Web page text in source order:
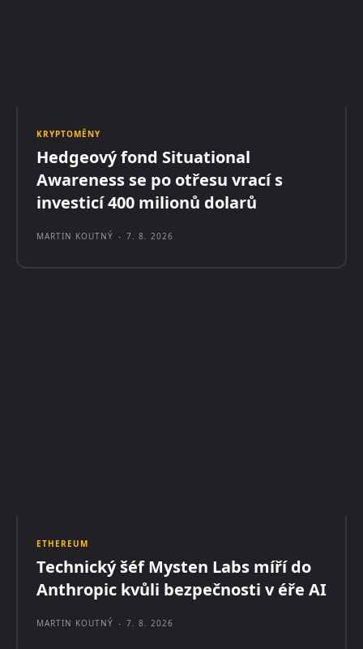
KRYPTOMĚNY
Hedgeový fond Situational
Awareness se po otřesu vrací s
investicí 400 milionů dolarů
MARTIN KOUTNÝ - 7. 8. 2026
ETHEREUM
Technický šéf Mysten Labs míří do
Anthropic kvůli bezpečnosti v éře AI
MARTIN KOUTNÝ - 7. 8. 2026